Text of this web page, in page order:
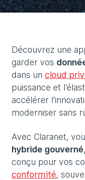
Découvrez une
garder vos
dans un cloud
puissance et
accélérer
moderniser sans
Avec Claranet,
hybride
conçu pour vos
conformité,